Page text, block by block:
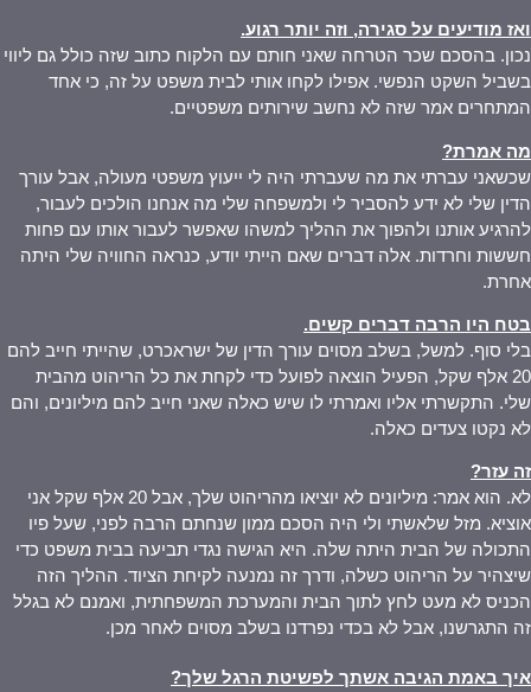
ואז מודיעים על סגירה, וזה יותר רגוע.
נכון. בהסכם שכר הטרחה שאני חותם עם הלקוח כתוב שזה כולל גם ליווי
בשביל השקט הנפשי. אפילו לקחו אותי לבית משפט על זה, כי אחד
המתחרים אמר שזה לא נחשב שירותים משפטיים.
מה אמרת?
שכשאני עברתי את מה שעברתי היה לי ייעוץ משפטי מעולה, אבל עורך
הדין שלי לא ידע להסביר לי ולמשפחה שלי מה אנחנו הולכים לעבור,
להרגיע אותנו ולהפוך את ההליך למשהו שאפשר לעבור אותו עם פחות
חששות וחרדות. אלה דברים שאם הייתי יודע, כנראה החוויה שלי היתה
אחרת.
בטח היו הרבה דברים קשים.
בלי סוף. למשל, בשלב מסוים עורך הדין של ישראכרט, שהייתי חייב להם
20 אלף שקל, הפעיל הוצאה לפועל כדי לקחת את כל הריהוט מהבית
שלי. התקשרתי אליו ואמרתי לו שיש כאלה שאני חייב להם מיליונים, והם
לא נקטו צעדים כאלה.
זה עזר?
לא. הוא אמר: מיליונים לא יוציאו מהריהוט שלך, אבל 20 אלף שקל אני
אוציא. מזל שלאשתי ולי היה הסכם ממון שנחתם הרבה לפני, שעל פיו
התכולה של הבית היתה שלה. היא הגישה נגדי תביעה בבית משפט כדי
שיצהיר על הריהוט כשלה, ודרך זה נמנעה לקיחת הציוד. ההליך הזה
הכניס לא מעט לחץ לתוך הבית והמערכת המשפחתית, ואמנם לא בגלל
זה התגרשנו, אבל לא בכדי נפרדנו בשלב מסוים לאחר מכן.
איך באמת הגיבה אשתך לפשיטת הרגל שלך?